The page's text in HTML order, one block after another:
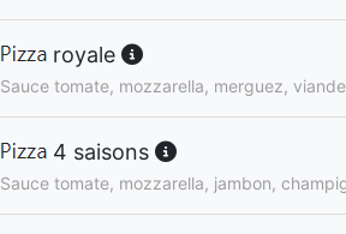
royale
Sauce tomate, mozzarella, merguez,
4 saisons
Sauce tomate, mozzarella, jambon,